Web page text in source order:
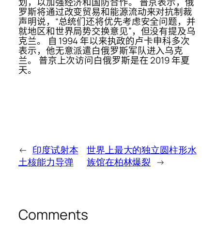
罗斯将通过改变贸易和能源流动来对抗制裁
声明说，“总统们还将优先考虑安全问题，并
就地区和世界局势交换意见”，但没有提及乌
克兰。 自 1994 年以来执政的卢卡申科多次
表示，他无意派遣白俄罗斯军队进入乌克
兰。 普京上次访问白俄罗斯是在 2019 年夏
天。
← 印度试射本
土核能力导弹
世界上最大的独立圆柱形水
族馆在柏林爆裂 →
Comments